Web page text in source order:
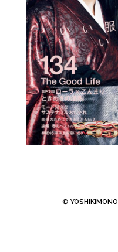
©